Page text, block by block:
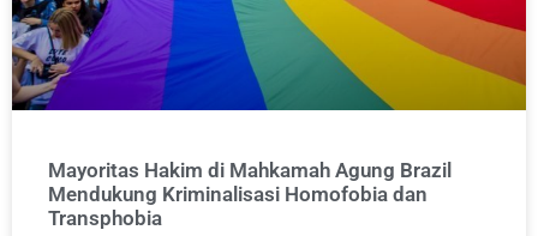
Mayoritas Hakim di Mahkamah Agung Brazil
Mendukung Kriminalisasi Homofobia dan
Transphobia